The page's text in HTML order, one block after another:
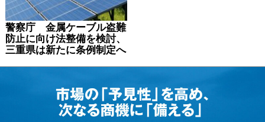
警察庁 金属ケーブル盗難
防止に向け法整備を検討、
三重県は新たに条例制定へ